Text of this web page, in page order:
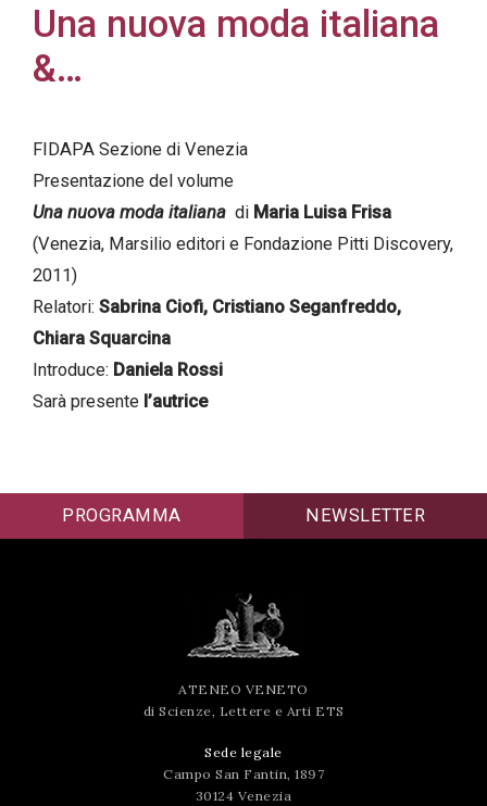
Una nuova moda italiana
&…
FIDAPA Sezione di Venezia
Presentazione del volume
Una nuova moda italiana di Maria Luisa Frisa
(Venezia, Marsilio editori e Fondazione Pitti Discovery,
2011)
Relatori: Sabrina Ciofi, Cristiano Seganfreddo,
Chiara Squarcina
Introduce: Daniela Rossi
Sarà presente l’autrice
Acconsento
all'uso dei
accordo
con il
decreto
legislativo
196/03
Registrazione
avvenuta con
PROGRAMMA NEWSLETTER
ATENEO VENETO
di Scienze, Lettere e Arti ETS
Sede legale
Campo San Fantin, 1897
30124 Venezia